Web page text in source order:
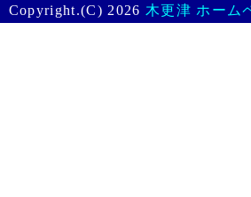
Copyright.(C) 2026 木更津 ホーム